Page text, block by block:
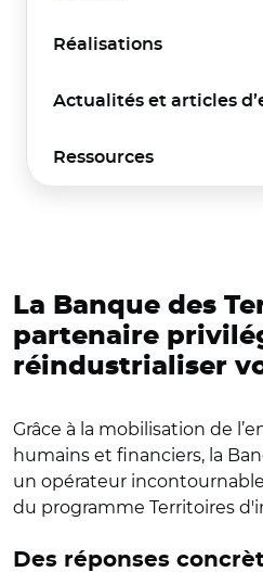
Réalisations
Actualités et articles
Ressources
La Banque des
partenaire
réindustrialiser
Grâce à la mobilisation de
humains et financiers, la
un opérateur
du programme Territoires
Des réponses